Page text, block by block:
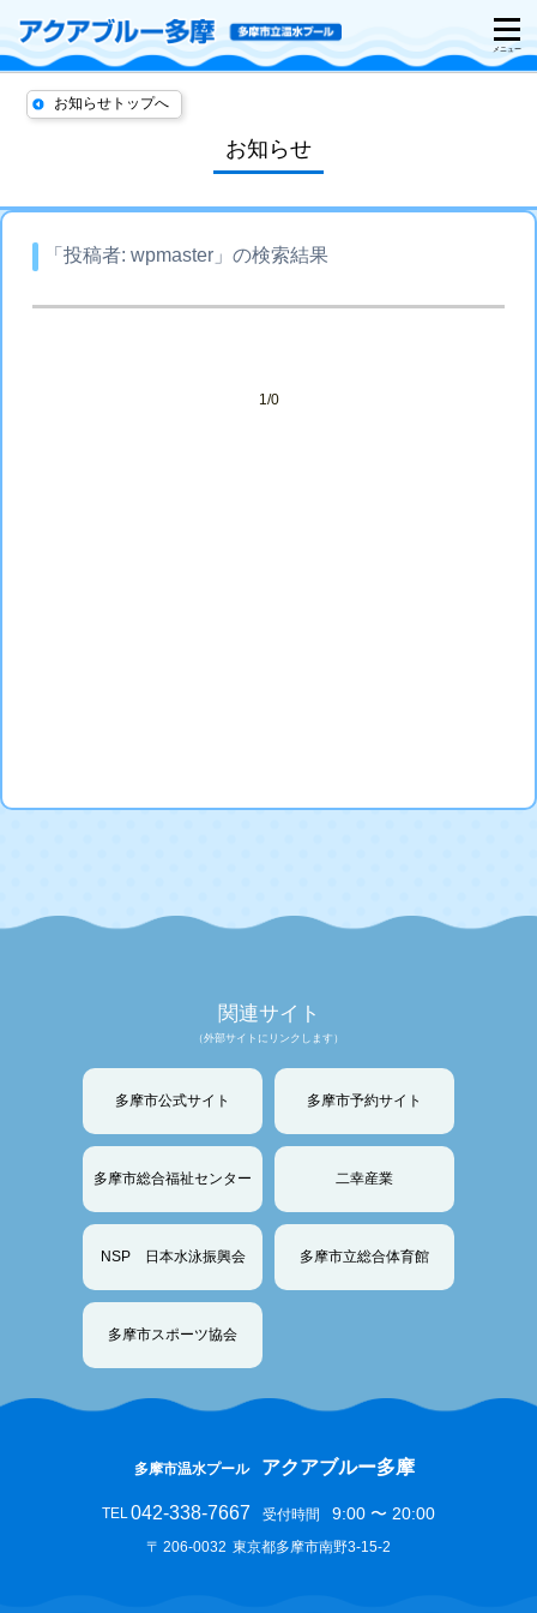
お知らせトップへ
お知らせ
「投稿者: wpmaster 」の検索結果
投稿ナビゲーション
1/0
関連サイト
（外部サイトにリンクします）
多摩市公式サイト 多摩市予約サイト
多摩市総合福祉センター 二幸産業
NSP 日本水泳振興会 多摩市立総合体育館
多摩市スポーツ協会
多摩市温水プール アクアブルー多摩
TEL042-338-7667 受付時間 9:00 〜 20:00
〒 206-0032 東京都多摩市南野3-15-2